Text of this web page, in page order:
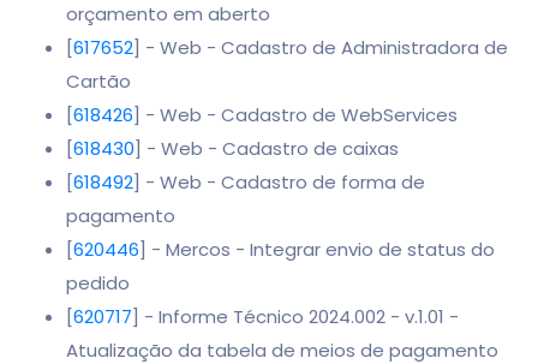
orçamento em aberto
[617652] - Web - Cadastro de Administradora de
Cartão
[618426] - Web - Cadastro de WebServices
[618430] - Web - Cadastro de caixas
[618492] - Web - Cadastro de forma de
pagamento
[620446] - Mercos - Integrar envio de status do
pedido
[620717] - Informe Técnico 2024.002 - v.1.01 -
Atualização da tabela de meios de pagamento